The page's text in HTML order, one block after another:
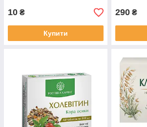
10 ₴
Купити
290 ₴